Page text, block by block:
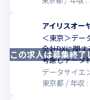
市場を創造する
・常に高い志を持
する生命力に満ちた
アイリスオー
＜東京＞デー
全社DXに関
考慮しデータ
データサイエ
東京都
年収 :
この求人は募集終了